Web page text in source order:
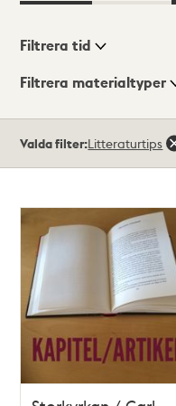
Visningsläge
Filtrera tid
Filtrera materialtyper
träffar
Valda filter:Litteraturtips